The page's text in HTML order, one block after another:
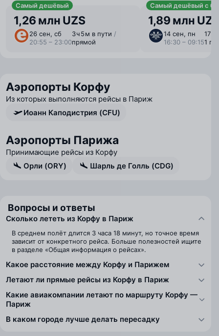
Самый дешёвый
1,26 млн UZS
26 сен, сб
20:55 – 23:00
3 ⁠ч 5 ⁠м в пути /
прямой
Самый дешёвый с
1,89 млн
14 сен, пн
16:30 – 09:15
17 ⁠ч
1
Аэропорты Корфу
Из которых выполняются рейсы в Париж
Иоанн Каподистрия (CFU)
Аэропорты Парижа
Принимающие рейсы из Корфу
Орли (ORY)
Шарль де Голль (CDG)
Вопросы и ответы
Сколько лететь из Корфу в Париж
В среднем полёт длится 3 часа 18 минут, но точное время
зависит от конкретного рейса. Больше полезностей ищите
в разделе «Общая информация о рейсах».
Какое расстояние между Корфу и Парижем
Летают ли прямые рейсы из Корфу в Париж
Какие авиакомпании летают по маршруту Корфу —
Париж
В каком городе лучше делать пересадку